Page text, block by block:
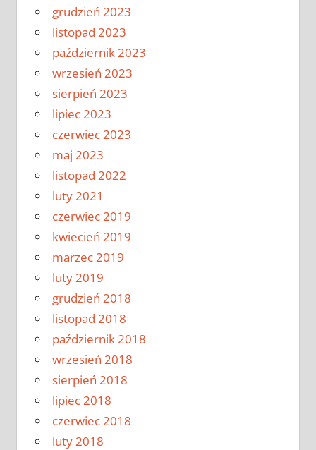
grudzień 2023
listopad 2023
październik 2023
wrzesień 2023
sierpień 2023
lipiec 2023
czerwiec 2023
maj 2023
listopad 2022
luty 2021
czerwiec 2019
kwiecień 2019
marzec 2019
luty 2019
grudzień 2018
listopad 2018
październik 2018
wrzesień 2018
sierpień 2018
lipiec 2018
czerwiec 2018
luty 2018